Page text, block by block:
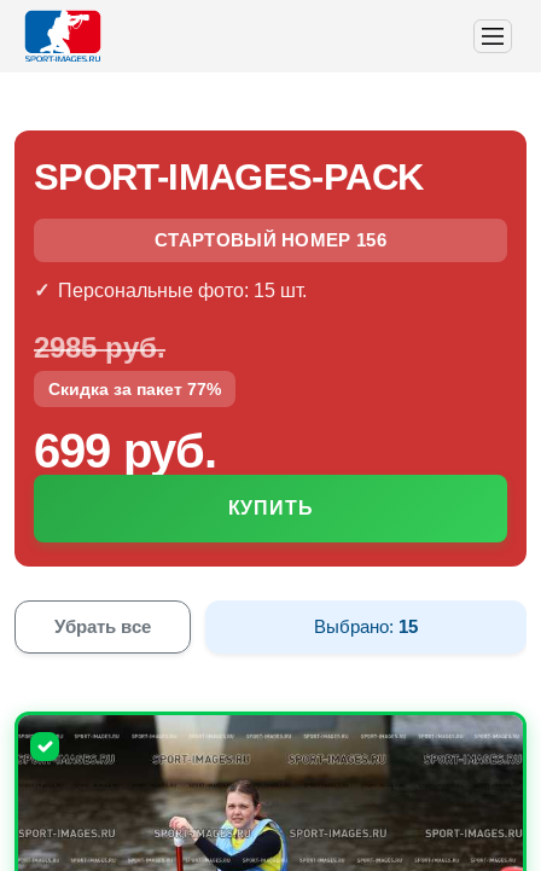
SPORT-IMAGES-PACK
СТАРТОВЫЙ НОМЕР 156
Персональные фото: 15 шт.
2985 руб.
Скидка за пакет 77%
699 руб.
КУПИТЬ
Убрать все Выбрано: 15